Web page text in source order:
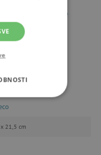
igračke za predškolce
za djecu od 6
21,5 cm
KOLAČIĆI
CILJANOST